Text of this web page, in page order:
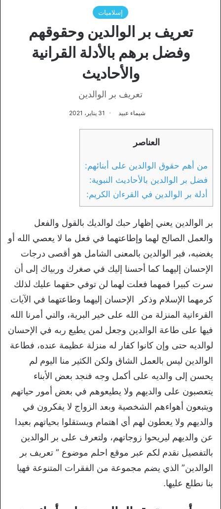
إسلاميات
تعريف بر الوالدين وحقوقهم
وفضل برهم بالأدلة القرانية
والأحاديث
تعريف بر الوالدين
شيماء عبيد 31 يناير، 2021
العناصر
من أهم حقوق الوالدين على أبنائهم:
فضل بر الوالدين بالأحاديث النبوية:
أدلة بر الوالدين في القرءان الكريم:
بر الوالدين يعني إظهار حبك لوالديك بالقول والفعل
والعمل الصالح لهما وإطاعتهما في فعل ما لا يعصي الله أو
يغضبه، فبر الوالدين بالمعنى الشامل هو أقصى درجات
الإحسان إليهما كما أحسنا إليك في صغرك وربياك إلى أن
سرت كبيرا فمهما فعلت لهما لن توفي حقهما عليك لذلك
كرمهما الإسلام وذكر الإحسان إليهما وطاعتهما في الآيات
القرءانية المنزلة من الله على خير البرية، والتي أمرنا الله
فيها على طاعة الوالدين وجعل لمن يطيع ربه في الإحسان
لوالديه حتى وإن كانوا كفار له منزلة عظيمة عنده، فطاعة
الوالدين ليس بالعمل الشاق ولكن الكثير منا اليوم لم
يحسن إلى والديه على أكمل وجه فنجد بعض الأبناء
يتعصبون على والديهم ولا يطيعوهم في بعض أمور حياتهم
ويتبعون أهواءهم الشخصية وبعد الزواج لا يفكرون في
والديهم ولا يعطون لهم أي اهتمام ويستقلوا بحياتهم بعيدا
عن والديهم ليريحوا زوجاتهم، ولتعرف على بر الوالدين
بالتفصيل نقدم لكم عبر موقع احلم موضوع ” تعريف بر
الوالدين” الذي يضم مجموعة من الفقرات المتنوعة فهيا
بنا نطلع عليها.